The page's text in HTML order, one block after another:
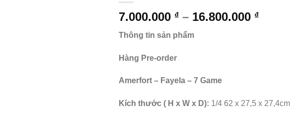
7.000.000 ₫ – 16.800.000 ₫Khoảng
Thông tin sản phẩm
Hàng Pre-order
Amerfort – Fayela – 7 Game
Kích thước ( H x W x D): 1/4 62 x 27,5 x 27,4cm